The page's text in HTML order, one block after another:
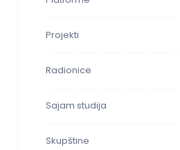
Projekti
Radionice
Sajam studija
Skupštine